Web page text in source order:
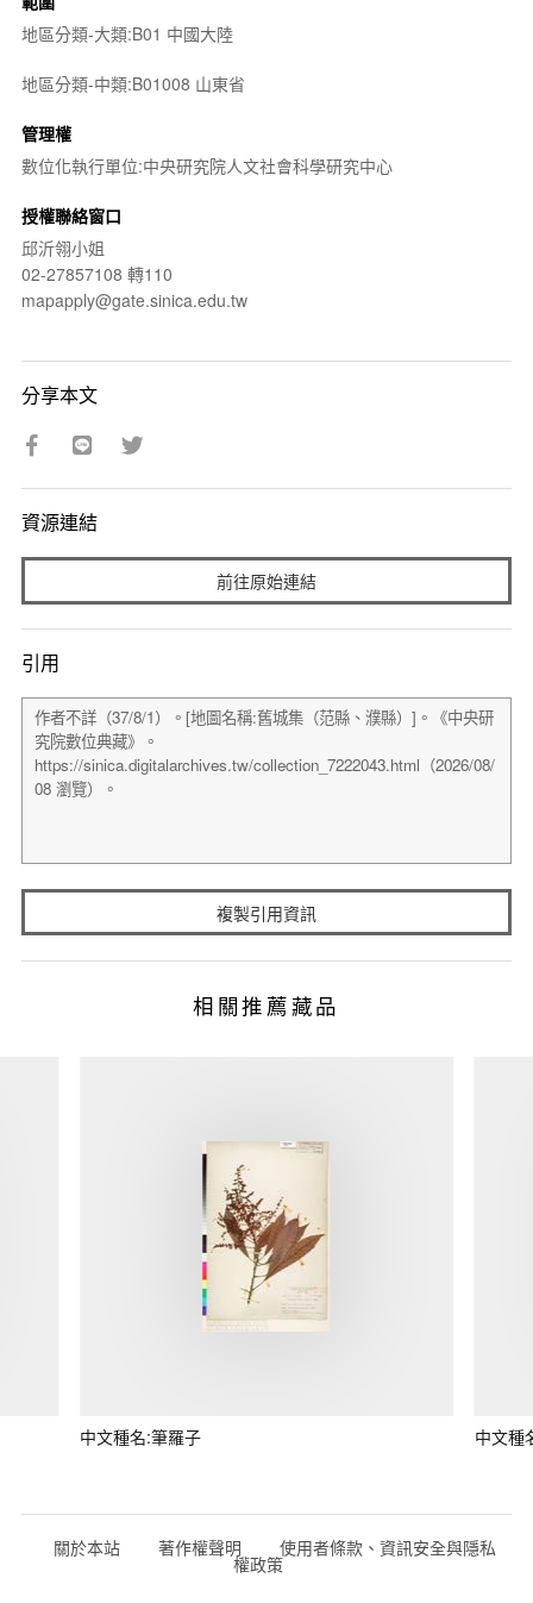
地區分類-大類:B01 中國大陸
地區分類-中類:B01008 山東省
管理權
數位化執行單位:中央研究院人文社會科學研究中心
授權聯絡窗口
邱沂翎小姐
02-27857108 轉110
mapapply@gate.sinica.edu.tw
分享本文
資源連結
前往原始連結
引用
複製引用資訊
相關推薦藏品
中文種名:筆羅子 中文種
關於本站 著作權聲明 使用者條款、資訊安全與隱私
權政策